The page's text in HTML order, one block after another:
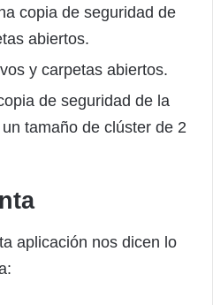
copia de seguridad de
abiertos.
y carpetas abiertos.
de seguridad de la
tamaño de clúster de 2
aplicación nos dicen lo